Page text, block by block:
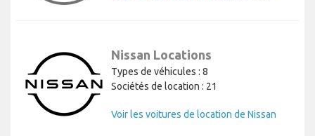
Nissan Locations
Types de véhicules : 8
Sociétés de location : 21
Voir les voitures de location de Nissan